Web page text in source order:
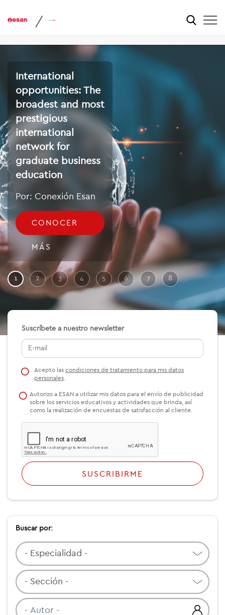
/
International
opportunities: The
broadest and most
prestigious
international
network for
graduate business
education
Por: Conexión Esan
CONOCER
MÁS
1 2 3 4 5 6 7 8
Suscríbete a nuestro newsletter
Acepto las condiciones de tratamiento para mis datos
personales.
Autorizo a ESAN a utilizar mis datos para el envío de publicidad
sobre los servicios educativos y actividades que brinda, así
como la realización de encuestas de satisfacción al cliente.
SUSCRIBIRME
Buscar por: